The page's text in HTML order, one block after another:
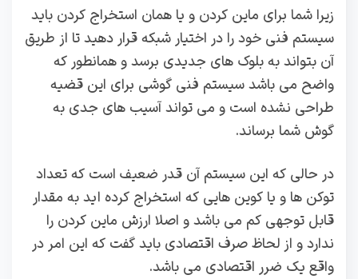
زیرا شما برای ماین کردن و یا همان استخراج کردن باید
سیستم فنی خود را در اختیار شبکه قرار دهید تا از طریق
آن بتواند به بلوک های جدیدی برسد و همانطور که
واضح می باشد سیستم فنی گوشی برای این قضیه
طراحی نشده است و می‌ تواند آسیب‌ های جدی به
گوش شما برساند.
در حالی که این سیستم آن قدر ضعیف است که تعداد
توکن ها و یا کوین هایی که استخراج کرده اید به مقدار
قابل توجهی کم می باشد و اصلا ارزش ماین کردن را
ندارد و از لحاظ صرف اقتصادی باید گفت که این امر در
واقع یک ضرر اقتصادی می باشد.